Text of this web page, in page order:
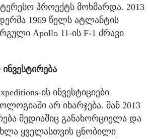
პროექტს მოხმარდა. 2013
1969 წელს ატლანტის
Apollo 11-ის F-1 ძრავი
ინვესტირება
ის ინვესტიციები
არ იხარჯება. მან 2013
მედიაშიც განახორციელა და
ყველასთვის ცნობილი